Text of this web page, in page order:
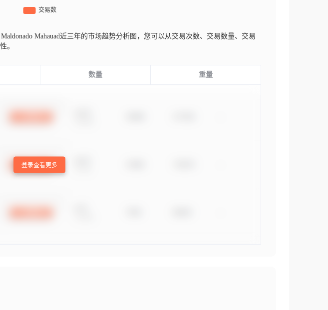
Maldonado Mahauad近三年的市场趋势分析图，您可以从交易次数、交易数量、交易
。
数量 重量
登录查看更多